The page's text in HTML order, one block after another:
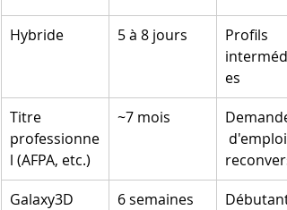
Hybride 5 à 8 jours
Profils
es
Titre
professionne
l (AFPA, etc.)
~7 mois
d'emploi,
Galaxy3D
6 semaines